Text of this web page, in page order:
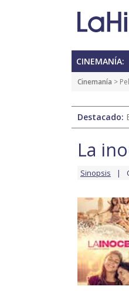
CINEMANÍA:
Cinemanía >
Destacado:
La
Sinopsis